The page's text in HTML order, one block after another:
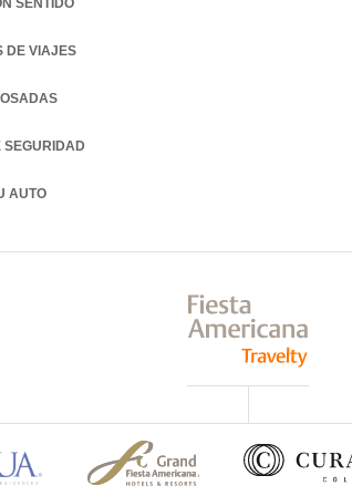
SENTIDO
DE VIAJES
SEGURIDAD
AUTO
A NEW TAB.